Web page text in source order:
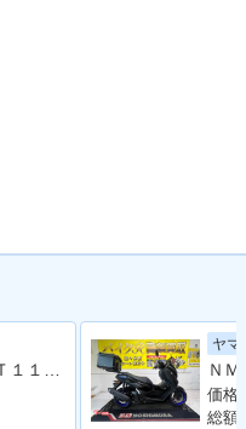
アドレス１２５ ＤＴ１１Ａ型 ２０２０年モデル ＬＥＤヘッドライト リアキャリア マルチマウントバー
ヤマ
価格:
総額: